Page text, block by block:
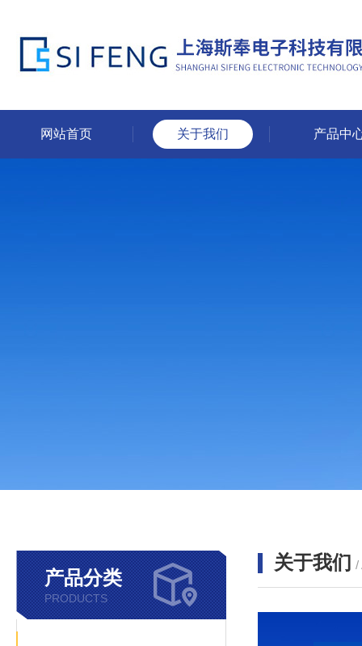
网站首页 关于我们 产品中
产品分类
PRODUCTS
关于我们 /